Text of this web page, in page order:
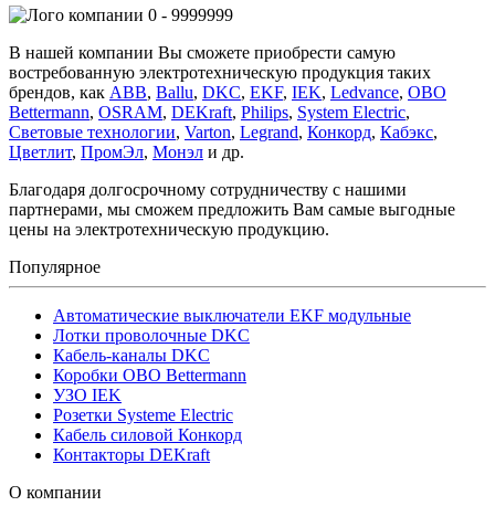
0 - 9999999
В нашей компании Вы сможете приобрести самую
востребованную электротехническую продукция таких
брендов, как ABB, Ballu, DKC, EKF, IEK, Ledvance, OBO
Bettermann, OSRAM, DEKraft, Philips, System Electric,
Световые технологии, Varton, Legrand, Конкорд, Кабэкс,
Цветлит, ПромЭл, Монэл и др.
Благодаря долгосрочному сотрудничеству с нашими
партнерами, мы сможем предложить Вам самые выгодные
цены на электротехническую продукцию.
Популярное
Автоматические выключатели EKF модульные
Лотки проволочные DKC
Кабель-каналы DKC
Коробки OBO Bettermann
УЗО IEK
Розетки Systeme Electric
Кабель силовой Конкорд
Контакторы DEKraft
О компании